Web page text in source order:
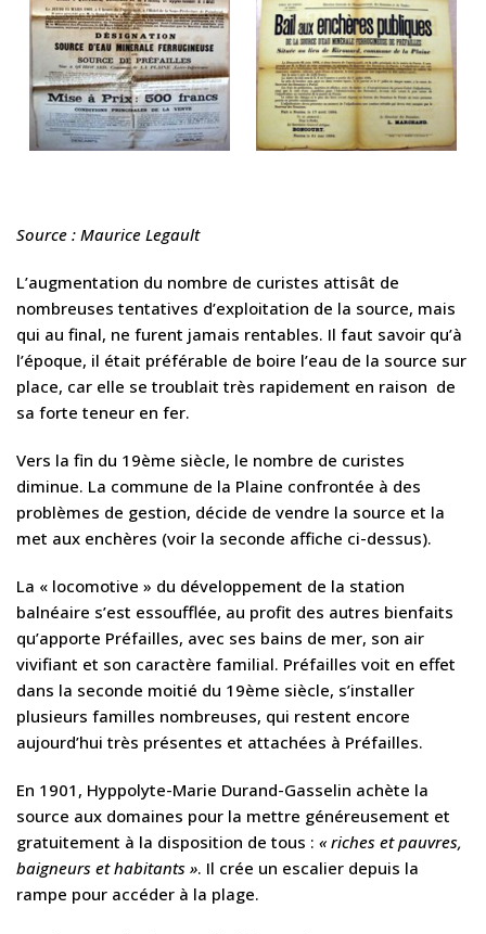
Source : Maurice Legault
L’augmentation du nombre de curistes attisât de
nombreuses tentatives d’exploitation de la source, mais
qui au final, ne furent jamais rentables. Il faut savoir qu’à
l’époque, il était préférable de boire l’eau de la source sur
place, car elle se troublait très rapidement en raison de
sa forte teneur en fer.
Vers la fin du 19ème siècle, le nombre de curistes
diminue. La commune de la Plaine confrontée à des
problèmes de gestion, décide de vendre la source et la
met aux enchères (voir la seconde affiche ci-dessus).
La « locomotive » du développement de la station
balnéaire s’est essoufflée, au profit des autres bienfaits
qu’apporte Préfailles, avec ses bains de mer, son air
vivifiant et son caractère familial. Préfailles voit en effet
dans la seconde moitié du 19ème siècle, s’installer
plusieurs familles nombreuses, qui restent encore
aujourd’hui très présentes et attachées à Préfailles.
En 1901, Hyppolyte-Marie Durand-Gasselin achète la
source aux domaines pour la mettre généreusement et
gratuitement à la disposition de tous : « riches et pauvres,
baigneurs et habitants ». Il crée un escalier depuis la
rampe pour accéder à la plage.